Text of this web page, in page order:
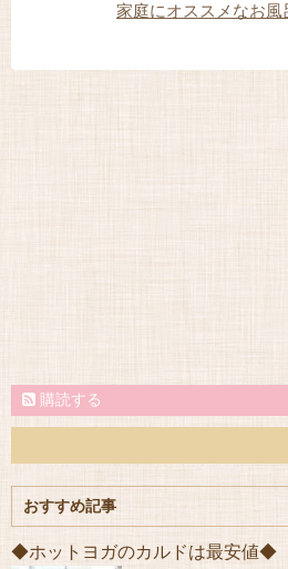
家庭にオススメなお風
購読する
おすすめ記事
◆ホットヨガのカルドは最安値◆